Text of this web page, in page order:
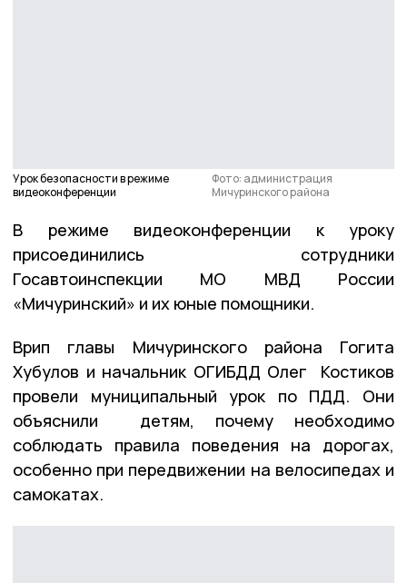
Урок безопасности в режиме
видеоконференции
Фото: администрация
Мичуринского района
В режиме видеоконференции к уроку
присоединились сотрудники
Госавтоинспекции МО МВД России
«Мичуринский» и их юные помощники.
Врип главы Мичуринского района Гогита
Хубулов и начальник ОГИБДД Олег Костиков
провели муниципальный урок по ПДД. Они
объяснили детям, почему необходимо
соблюдать правила поведения на дорогах,
особенно при передвижении на велосипедах и
самокатах.